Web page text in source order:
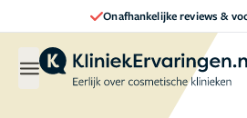
Onafhankelijke reviews &